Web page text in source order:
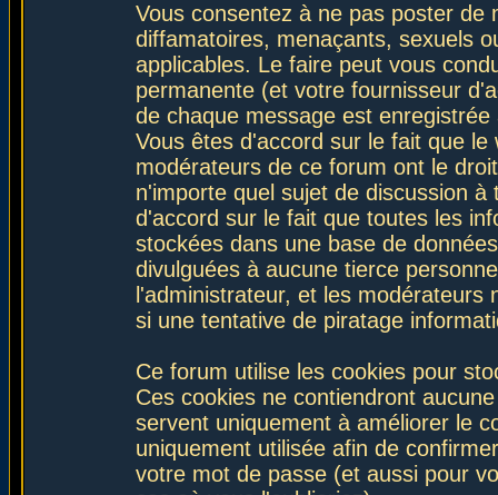
Vous consentez à ne pas poster de
diffamatoires, menaçants, sexuels
applicables. Le faire peut vous
permanente (et votre fournisseur
de chaque message est
Vous êtes d'accord sur le fait que
modérateurs de ce forum ont le
n'importe quel sujet de discussion
d'accord sur le fait que toutes les
stockées dans une base de
divulguées à aucune tierce
l'administrateur, et les
si une tentative de piratage
Ce forum utilise les cookies pour
Ces cookies ne contiendront
servent uniquement à améliorer le
uniquement utilisée afin de
votre mot de passe (et aussi pour